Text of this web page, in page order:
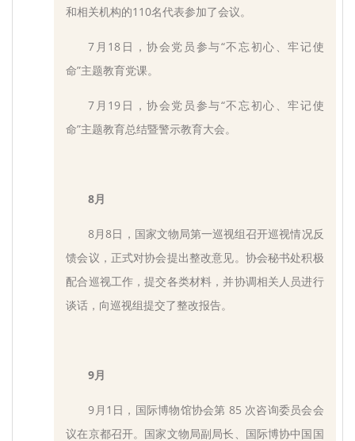
和相关机构的110名代表参加了会议。
7月18日，协会党员参与“不忘初心、牢记使
命”主题教育党课。
7月19日，协会党员参与“不忘初心、牢记使
命”主题教育总结暨警示教育大会。
8月
8月8日，国家文物局第一巡视组召开巡视情况反
馈会议，正式对协会提出整改意见。协会秘书处积极
配合巡视工作，提交各类材料，并协调相关人员进行
谈话，向巡视组提交了整改报告。
9月
9月1日，国际博物馆协会第 85 次咨询委员会会
议在京都召开。国家文物局副局长、国际博协中国国